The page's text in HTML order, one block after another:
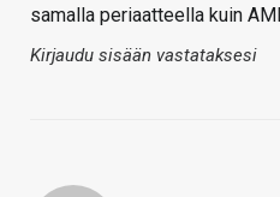
samalla periaatteella kuin
Kirjaudu sisään vastataksesi